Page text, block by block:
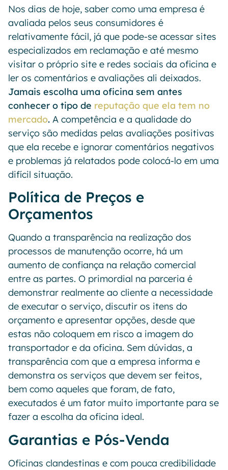
Nos dias de hoje, saber como uma empresa é
avaliada pelos seus consumidores é
relativamente fácil, já que pode-se acessar sites
especializados em reclamação e até mesmo
visitar o próprio site e redes sociais da oficina e
ler os comentários e avaliações ali deixados.
Jamais escolha uma oficina sem antes
conhecer o tipo de reputação que ela tem no
mercado. A competência e a qualidade do
serviço são medidas pelas avaliações positivas
que ela recebe e ignorar comentários negativos
e problemas já relatados pode colocá-lo em uma
difícil situação.
Política de Preços e
Orçamentos
Quando a transparência na realização dos
processos de manutenção ocorre, há um
aumento de confiança na relação comercial
entre as partes. O primordial na parceria é
demonstrar realmente ao cliente a necessidade
de executar o serviço, discutir os itens do
orçamento e apresentar opções, desde que
estas não coloquem em risco a imagem do
transportador e da oficina. Sem dúvidas, a
transparência com que a empresa informa e
demonstra os serviços que devem ser feitos,
bem como aqueles que foram, de fato,
executados é um fator muito importante para se
fazer a escolha da oficina ideal.
Garantias e Pós-Venda
Oficinas clandestinas e com pouca credibilidade